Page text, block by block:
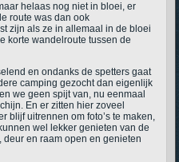
helaas nog niet in bloei, er
route was dan ook
zijn als ze in allemaal in de bloei
korte wandelroute tussen de
en ondanks de spetters gaat
camping gezocht dan eigenlijk
we geen spijt van, nu eenmaal
En er zitten hier zoveel
blijf uitrennen om foto’s te maken,
wel lekker genieten van de
en raam open en genieten